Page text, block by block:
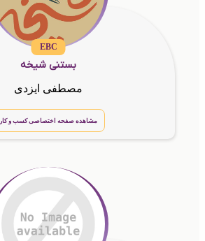
EBC
بستنی شیخه
مصطفی ایزدی
مشاهده صفحه اختصاصی کسب و کار